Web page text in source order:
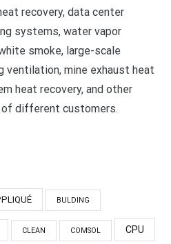
recovery, data center
systems, water vapor
smoke, large-scale
ventilation, mine exhaust heat
heat recovery, and other
different customers.
BULDING
CLEAN COMSOL CPU